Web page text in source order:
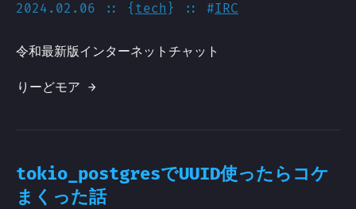
2024.02.06 :: { tech } :: #IRC
令和最新版インターネットチャット
りーどモア →
tokio_postgresでUUID使ったらコケ
まくった話